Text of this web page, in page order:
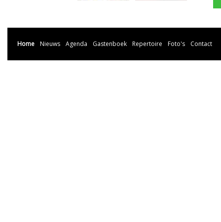
Home Nieuws Agenda Gastenboek Repertoire Foto's Contact